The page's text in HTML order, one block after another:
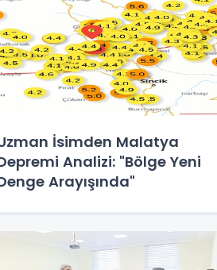
İsimden Malatya
Analizi: "Bölge Yeni
Arayışında"